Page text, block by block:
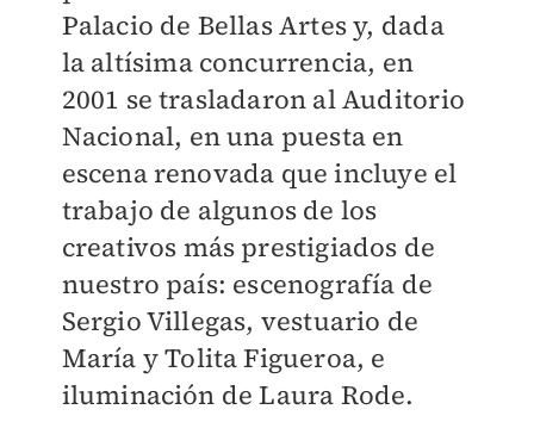
Palacio de Bellas Artes y, dada
la altísima concurrencia, en
2001 se trasladaron al Auditorio
Nacional, en una puesta en
escena renovada que incluye el
trabajo de algunos de los
creativos más prestigiados de
nuestro país: escenografía de
Sergio Villegas, vestuario de
María y Tolita Figueroa, e
iluminación de Laura Rode.